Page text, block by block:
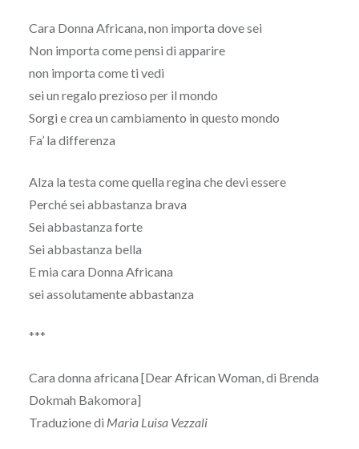
Cara Donna Africana, non importa dove sei
Non importa come pensi di apparire
non importa come ti vedi
sei un regalo prezioso per il mondo
Sorgi e crea un cambiamento in questo mondo
Fa’ la differenza
Alza la testa come quella regina che devi essere
Perché sei abbastanza brava
Sei abbastanza forte
Sei abbastanza bella
E mia cara Donna Africana
sei assolutamente abbastanza
***
Cara donna africana [Dear African Woman, di Brenda
Dokmah Bakomora]
Traduzione di Maria Luisa Vezzali